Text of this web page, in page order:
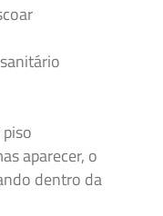
aparecer, o
dentro da